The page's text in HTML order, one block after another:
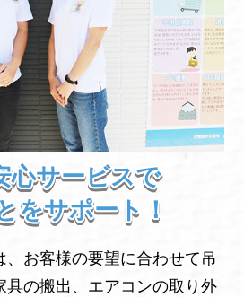
心サービスで
をサポート！
、お客様の要望に合わせて吊
具の搬出、エアコンの取り外